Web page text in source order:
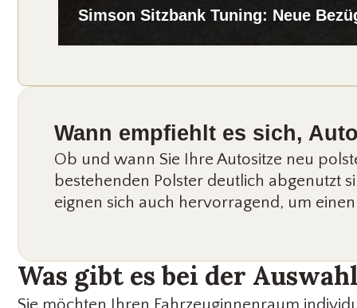
Simson Sitzbank Tuning: Neue
Wann empfiehlt es sich,
Ob und wann Sie Ihre Autositze neu
bestehenden Polster deutlich abgenutzt
eignen sich auch hervorragend, um
Was gibt es bei der